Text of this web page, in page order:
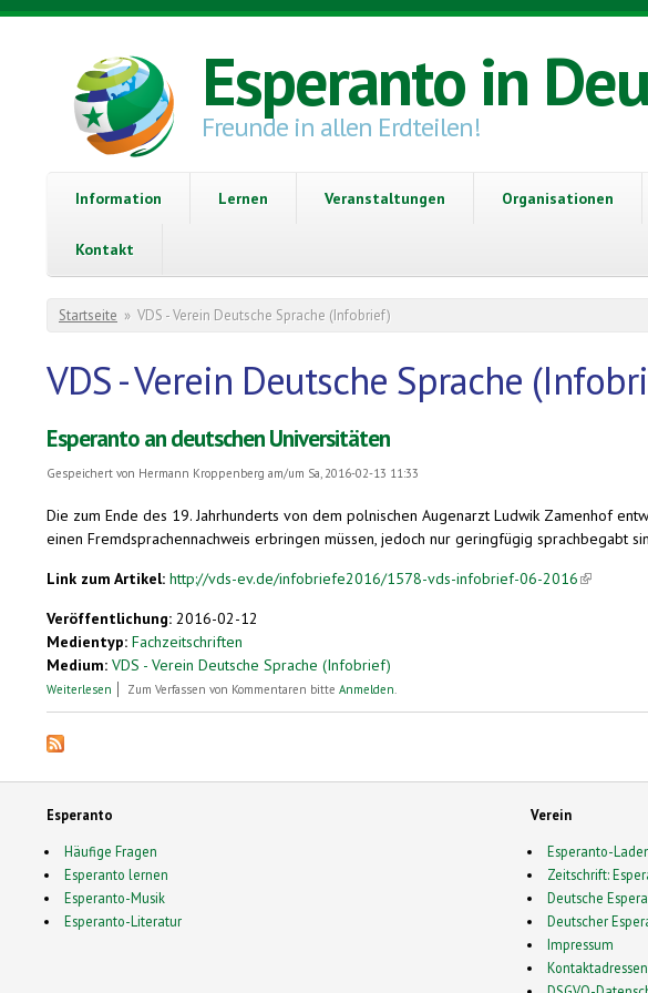
Direkt zum Inhalt
Esperanto in
Freunde in allen Erdteilen!
Information Lernen Veranstaltungen Organisationen
Kontakt
Sie sind hier
Startseite » VDS - Verein Deutsche Sprache (Infobrief)
VDS - Verein Deutsche Sprache
Esperanto an deutschen Universitäten
Gespeichert von Hermann Kroppenberg am/um Sa, 2016-02-13 11:33
Die zum Ende des 19. Jahrhunderts von dem polnischen Augenarzt Ludwik Zamenhof
einen Fremdsprachennachweis erbringen müssen, jedoch nur geringfügig sprachbegabt
Link zum Artikel: http://vds-ev.de/infobriefe2016/1578-vds-infobrief-06-2016(link is
Veröffentlichung: 2016-02-12
Medientyp: Fachzeitschriften
Medium: VDS - Verein Deutsche Sprache (Infobrief)
Weiterlesen über Esperanto an deutschen Universitäten
Zum Verfassen von Kommentaren bitte Anmelden.
Esperanto
Häufige Fragen
Esperanto lernen
Esperanto-Musik
Esperanto-Literatur
Verein
Esperanto-
Zeitschrift:
Deutsche
Deutscher
Impressum
Kontaktadressen